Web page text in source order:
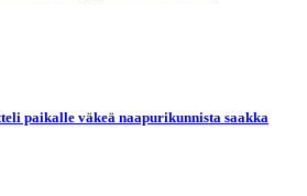
paikalle väkeä naapurikunnista saakka